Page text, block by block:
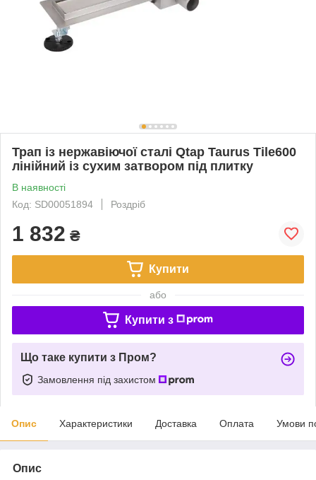
Трап із нержавіючої сталі Qtap Taurus Tile600
лінійний із сухим затвором під плитку
В наявності
Код: SD00051894
Роздріб
1 832 ₴
Купити
або
Купити з
Що таке купити з Пром?
Замовлення під захистом
Опис Характеристики Доставка Оплата Умови
Опис